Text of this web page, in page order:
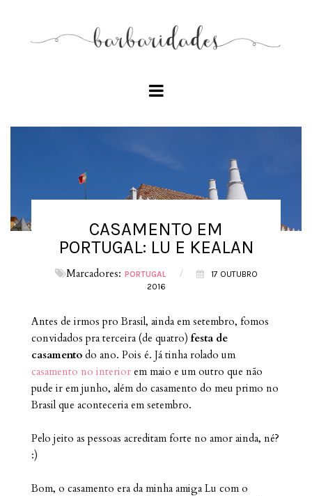
CASAMENTO EM
PORTUGAL: LU E KEALAN
Marcadores: PORTUGAL /
17 OUTUBRO
2016
Antes de irmos pro Brasil, ainda em setembro, fomos
convidados pra terceira (de quatro) festa de
casamento do ano. Pois é. Já tinha rolado um
casamento no interior em maio e um outro que não
pude ir em junho, além do casamento do meu primo no
Brasil que aconteceria em setembro.
Pelo jeito as pessoas acreditam forte no amor ainda, né?
:)
Bom, o casamento era da minha amiga Lu com o